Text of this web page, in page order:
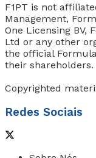
F1PT is not
Management,
One Licensing BV,
Ltd or any other
the official
their shareholders.
Copyrighted
Redes Sociais